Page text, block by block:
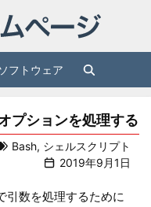
ソフトウェア
プションを処理する
Bash, シェルスクリプト
2019年9月1日
引数を処理するために